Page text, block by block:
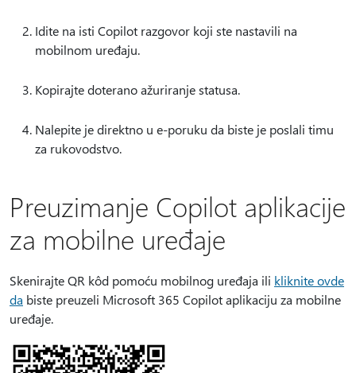
Idite na isti Copilot razgovor koji ste nastavili na
mobilnom uređaju.
Kopirajte doterano ažuriranje statusa.
Nalepite je direktno u e-poruku da biste je poslali timu
za rukovodstvo.
Preuzimanje Copilot aplikacije
za mobilne uređaje
Skenirajte QR kôd pomoću mobilnog uređaja ili kliknite ovde
da biste preuzeli Microsoft 365 Copilot aplikaciju za mobilne
uređaje.